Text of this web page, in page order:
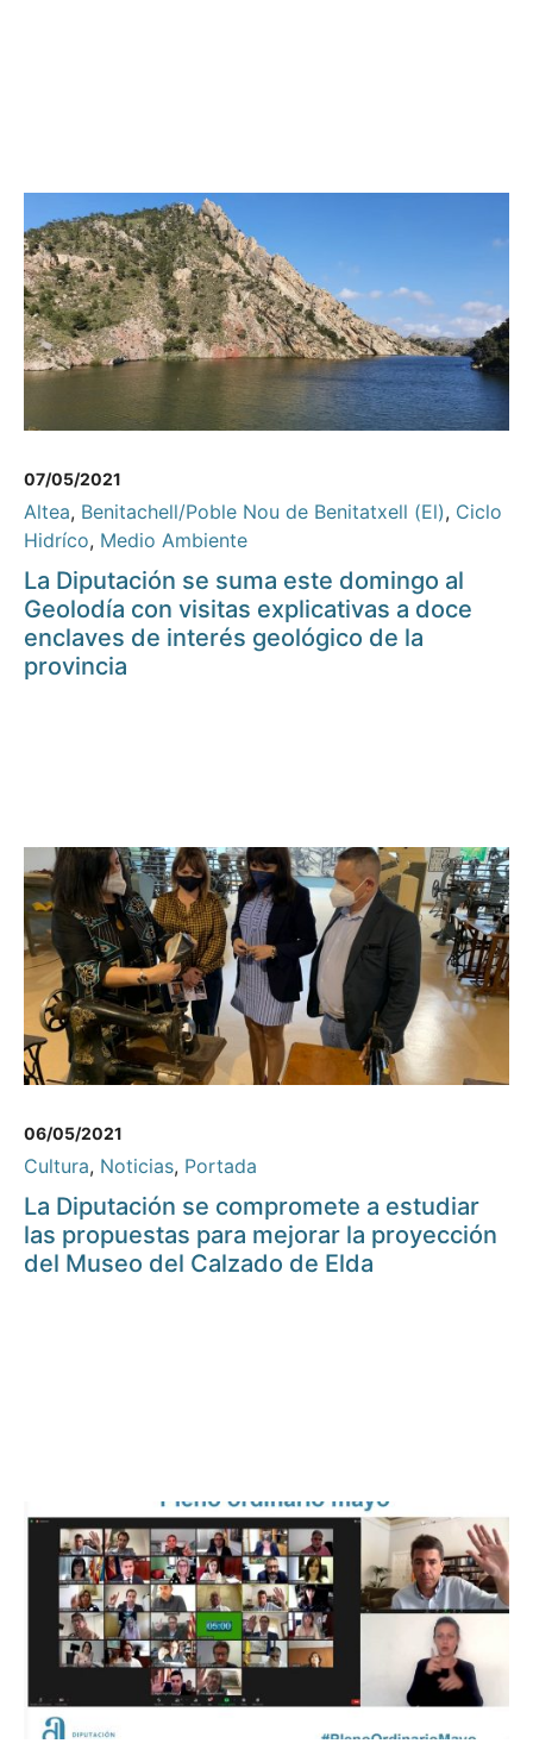
07/05/2021
Altea, Benitachell/Poble Nou de Benitatxell (El), Ciclo
Hidríco, Medio Ambiente
La Diputación se suma este domingo al
Geolodía con visitas explicativas a doce
enclaves de interés geológico de la
provincia
06/05/2021
Cultura, Noticias, Portada
La Diputación se compromete a estudiar
las propuestas para mejorar la proyección
del Museo del Calzado de Elda